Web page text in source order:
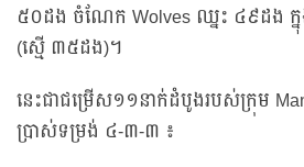
៥០ដង ចំណែក Wolves ឈ្នះ ៤៩ដង ក្នុ
(ស្មើ ៣៥ដង)។
នេះជាជម្រើស១១នាក់ដំបូងរបស់ក្រុម
ប្រាស់ទម្រង់ ៤-៣-៣ ៖